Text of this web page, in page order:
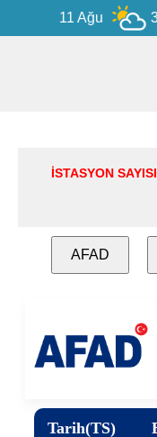
11 Ağu
İSTASYON
AFAD